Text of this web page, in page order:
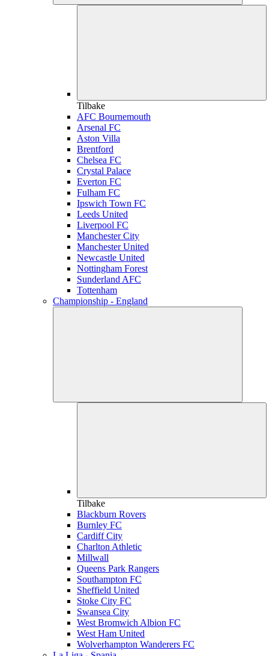
Tilbake
AFC Bournemouth
Arsenal FC
Aston Villa
Brentford
Chelsea FC
Crystal Palace
Everton FC
Fulham FC
Ipswich Town FC
Leeds United
Liverpool FC
Manchester City
Manchester United
Newcastle United
Nottingham Forest
Sunderland AFC
Tottenham
Championship - England
Tilbake
Blackburn Rovers
Burnley FC
Cardiff City
Charlton Athletic
Millwall
Queens Park Rangers
Southampton FC
Sheffield United
Stoke City FC
Swansea City
West Bromwich Albion FC
West Ham United
Wolverhampton Wanderers FC